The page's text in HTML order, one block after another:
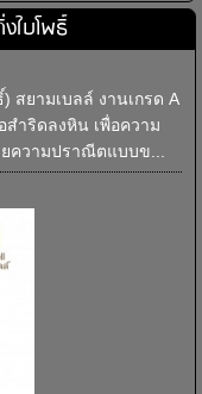
ใบโพธิ์
สยามเบลล์ งานเกรด A
สำริดลงหิน เพื่อความ
ความปราณีตแบบข...